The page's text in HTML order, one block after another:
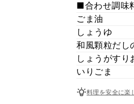
■合わせ調味
ごま油
しょうゆ
和風顆粒だし
しょうがすり
いりごま
料理を安全に楽